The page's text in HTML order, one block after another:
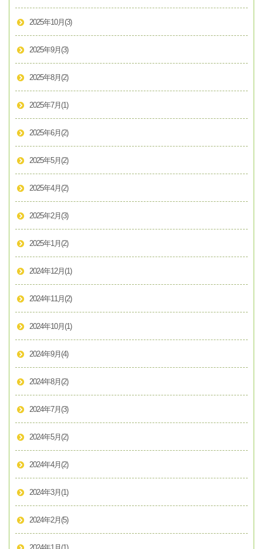
2025年10月 (3)
2025年9月 (3)
2025年8月 (2)
2025年7月 (1)
2025年6月 (2)
2025年5月 (2)
2025年4月 (2)
2025年2月 (3)
2025年1月 (2)
2024年12月 (1)
2024年11月 (2)
2024年10月 (1)
2024年9月 (4)
2024年8月 (2)
2024年7月 (3)
2024年5月 (2)
2024年4月 (2)
2024年3月 (1)
2024年2月 (5)